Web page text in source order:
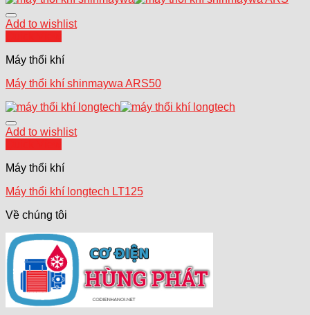
Add to wishlist
Máy thổi khí
Máy thổi khí shinmaywa ARS50
Add to wishlist
Máy thổi khí
Máy thổi khí longtech LT125
Về chúng tôi